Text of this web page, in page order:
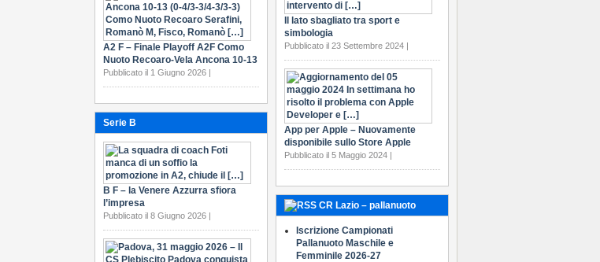
Il lato sbagliato tra sport e
simbologia
Pubblicato il 23 Settembre 2024 |
App per Apple – Nuovamente
disponibile sullo Store Apple
Pubblicato il 5 Maggio 2024 |
CR Lazio – pallanuoto
Iscrizione Campionati
Pallanuoto Maschile e
Femminile 2026-27
A2 F – Finale Playoff A2F Como
Nuoto Recoaro-Vela Ancona 10-13
Pubblicato il 1 Giugno 2026 |
Serie B
B F – la Venere Azzurra sfiora
l’impresa
Pubblicato il 8 Giugno 2026 |